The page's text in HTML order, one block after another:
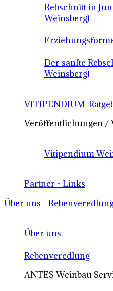
Rebschnitt in
Weinsberg)
Der sanfte
Weinsberg)
VITIPENDIUM-
Veröffentlichungen /
Vitipendium
Partner - Links
Über uns -
Über uns
Rebenveredlung
ANTES Weinbau